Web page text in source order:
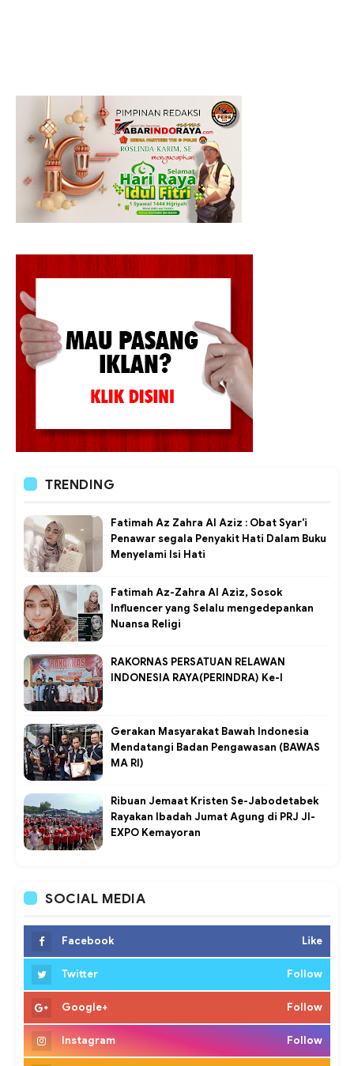
TRENDING
Fatimah Az Zahra Al Aziz : Obat Syar'i
Penawar segala Penyakit Hati Dalam Buku
Menyelami Isi Hati
Fatimah Az-Zahra Al Aziz, Sosok
Influencer yang Selalu mengedepankan
Nuansa Religi
RAKORNAS PERSATUAN RELAWAN
INDONESIA RAYA(PERINDRA) Ke-I
Gerakan Masyarakat Bawah Indonesia
Mendatangi Badan Pengawasan (BAWAS
MA RI)
Ribuan Jemaat Kristen Se-Jabodetabek
Rayakan Ibadah Jumat Agung di PRJ JI-
EXPO Kemayoran
SOCIAL MEDIA
Facebook Like
Twitter Follow
Google+ Follow
Instagram Follow